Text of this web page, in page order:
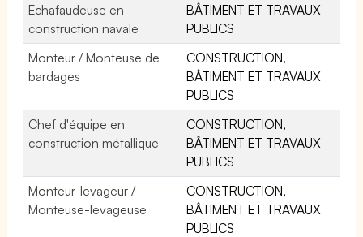
Echafaudeuse en
construction navale
BÂTIMENT ET TRAVAUX
PUBLICS
Monteur / Monteuse de
bardages
CONSTRUCTION,
BÂTIMENT ET TRAVAUX
PUBLICS
Chef d'équipe en
construction métallique
CONSTRUCTION,
BÂTIMENT ET TRAVAUX
PUBLICS
Monteur-levageur /
Monteuse-levageuse
CONSTRUCTION,
BÂTIMENT ET TRAVAUX
PUBLICS